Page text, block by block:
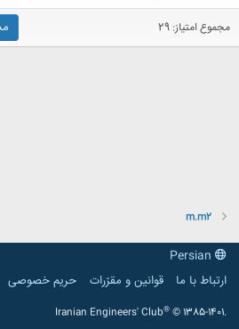
مجموع امتیاز: 29
m.m2
ارتباط با ما
قوانین و مقرّرات حریم خصوصی
Iranian Engineers' Club® © 1385-1401.